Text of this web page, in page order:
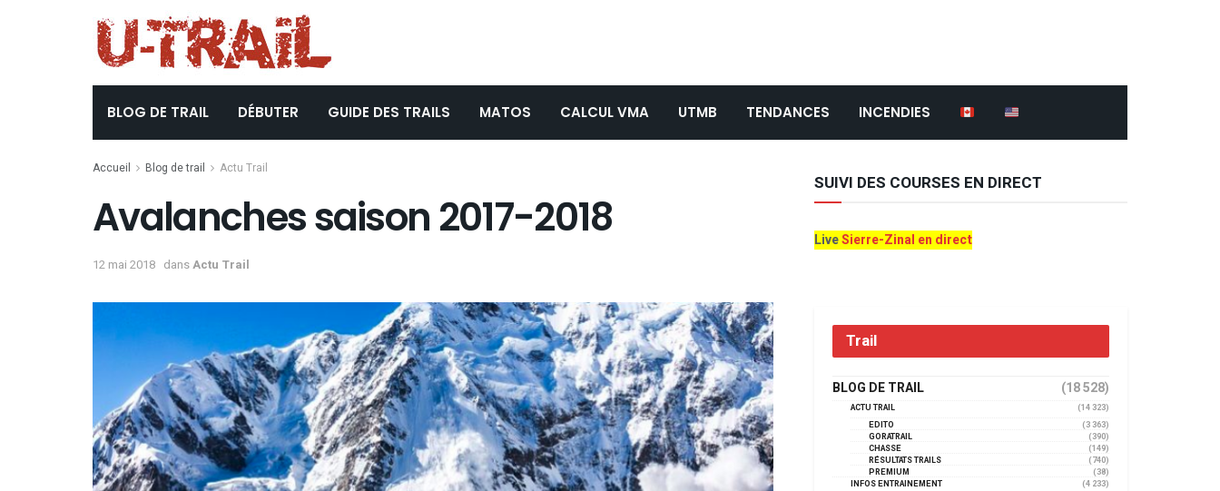
BLOG DE TRAIL DÉBUTER GUIDE DES TRAILS MATOS CALCUL VMA UTMB TENDANCES INCENDIES
Accueil Blog de trail Actu Trail
Avalanches saison 2017-2018
12 mai 2018 dansActu Trail
SUIVI DES COURSES EN DIRECT
LiveSierre-Zinal en direct
Trail
BLOG DE TRAIL (18 528)
ACTU TRAIL
(14 323)
EDITO
(3 363)
GORATRAIL
(390)
CHASSE
(149)
RÉSULTATS TRAILS
(740)
PREMIUM
(38)
INFOS ENTRAINEMENT
(4 233)